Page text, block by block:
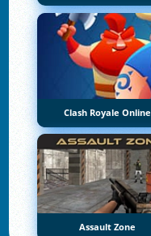
Clash Royale Online
Assault Zone